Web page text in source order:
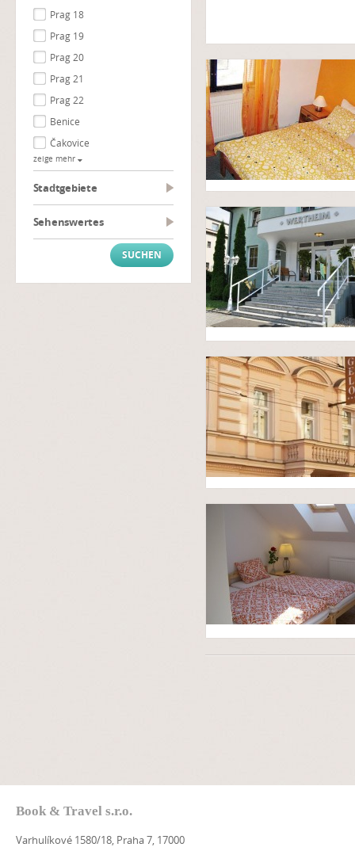
Prag 18
Prag 19
Prag 20
Prag 21
Prag 22
Benice
Čakovice
zeige mehr
Stadtgebiete
Sehenswertes
Book & Travel s.r.o.
Varhulíkové 1580/18, Praha 7, 17000